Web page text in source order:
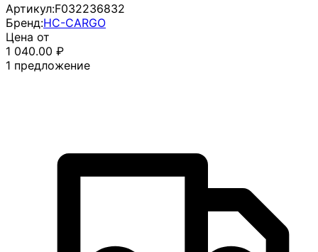
Артикул:F032236832
Бренд:HC-CARGO
Цена от
1 040.00 ₽
1 предложение